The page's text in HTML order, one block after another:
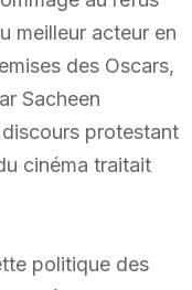
meilleur acteur en
des Oscars,
Sacheen
protestant
cinéma traitait
politique des